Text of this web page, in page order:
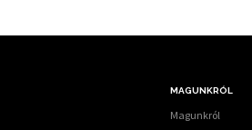
MAGUNKRÓL
Magunkról